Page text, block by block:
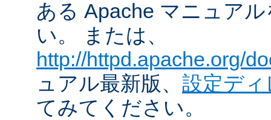
ある Apache マニュア
い。 または、
http://httpd.apache.org/
ュアル最新版、 設定デ
てみてください。